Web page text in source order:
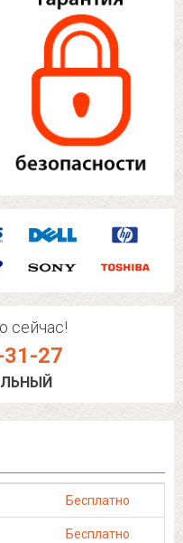
сейчас!
27
Бесплатно
Бесплатно